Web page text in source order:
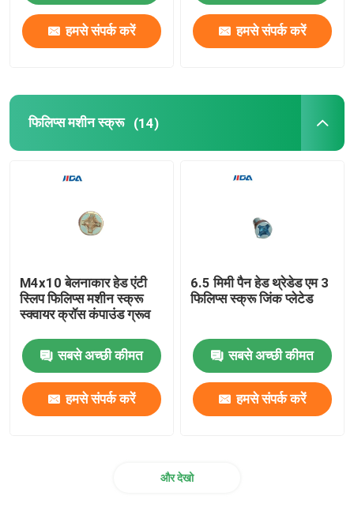
ब्लाइंड पॉप रिवेट्स
हमसे संपर्क करें हमसे संपर्क करें
फिलिप्स मशीन स्क्रू (14)
M4x10 बेलनाकार हेड एंटी
स्लिप फिलिप्स मशीन स्क्रू
स्क्वायर क्रॉस कंपाउंड ग्रूव
सबसे अच्छी कीमत
हमसे संपर्क करें
6.5 मिमी पैन हेड थ्रेडेड एम 3
फिलिप्स स्क्रू जिंक प्लेटेड
सबसे अच्छी कीमत
हमसे संपर्क करें
और देखो